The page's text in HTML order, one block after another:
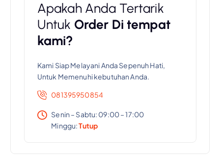
Apakah Anda Tertarik
Untuk Order Di tempat
kami?
Kami Siap Melayani Anda Sepenuh Hati,
Untuk Memenuhi kebutuhan Anda.
081395950854
Senin – Sabtu: 09:00 – 17:00
Minggu:Tutup